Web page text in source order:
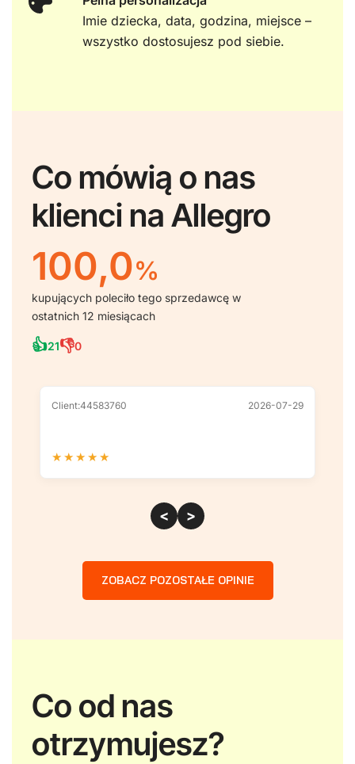
Imie dziecka, data, godzina, miejsce –
wszystko dostosujesz pod siebie.
Co mówią o nas
klienci na Allegro
100,0%
kupujących poleciło tego sprzedawcę w
ostatnich 12 miesiącach
👍21👎0
Client:44583760 2026-07-29
★ ★ ★ ★ ★
< >
ZOBACZ POZOSTAŁE OPINIE
Co od nas
otrzymujesz?